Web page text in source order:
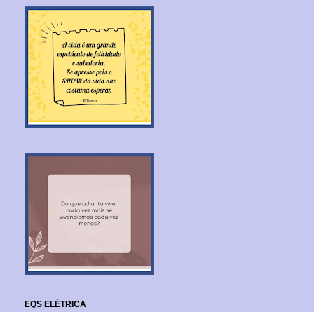
EQS ELÉTRICA